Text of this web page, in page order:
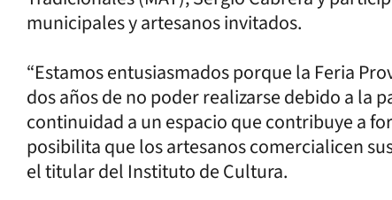
municipales y artesanos invitados.
“Estamos entusiasmados porque la Feria
dos años de no poder realizarse debido a la
continuidad a un espacio que contribuye a
posibilita que los artesanos comercialicen
el titular del Instituto de Cultura.